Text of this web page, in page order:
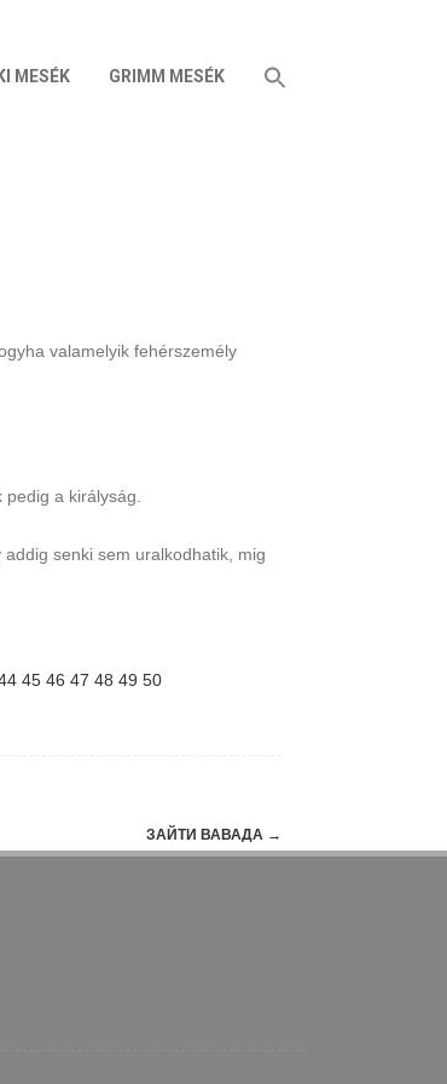
MESÉK GRIMM MESÉK
valamelyik fehérszemély
a királyság.
senki sem uralkodhatik, mig
45 46 47 48 49 50
ЗАЙТИ ВАВАДА →